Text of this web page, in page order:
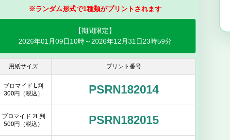
※ランダム形式で1種類がプリントされます
【期間限定】
2026年01月09日10時～2026年12月31日23時59分
用紙サイズ プリント番号
ブロマイド L判
300円（税込）
PSRN182014
ブロマイド 2L判
500円（税込）
PSRN182015